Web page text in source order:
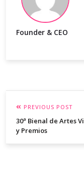
Founder & CEO
PREVIOUS POST
30ª Bienal de Artes
y Premios